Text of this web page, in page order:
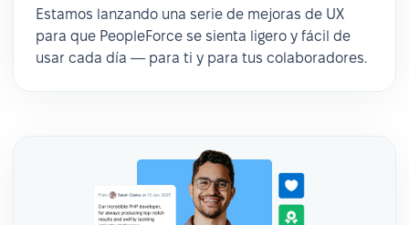
Estamos lanzando una serie de mejoras de UX
para que PeopleForce se sienta ligero y fácil de
usar cada día — para ti y para tus colaboradores.